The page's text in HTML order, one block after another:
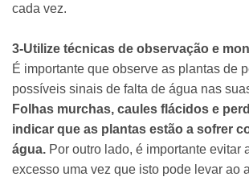
cada vez.
3-Utilize técnicas de observação e
É importante que observe as plantas de
possíveis sinais de falta de água nas
Folhas murchas, caules flácidos e
indicar que as plantas estão a sofrer
água. Por outro lado, é importante evitar
excesso uma vez que isto pode levar ao